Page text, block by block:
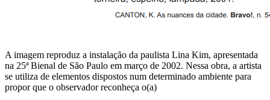
A imagem reproduz a instalação da paulista Lina Kim, apresentada
na 25ª Bienal de São Paulo em março de 2002. Nessa obra, a artista
se utiliza de elementos dispostos num determinado ambiente para
propor que o observador reconheça o(a)